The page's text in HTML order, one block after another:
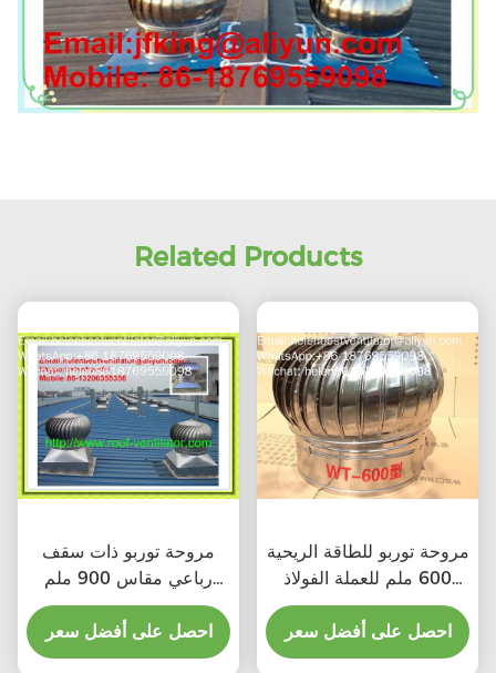
Related Products
مروحة توربو ذات سقف
رباعي مقاس 900 ملم
للصلب المقاوم للصدأ
احصل على أفضل سعر
مروحة توربو للطاقة الريحية
600 ملم للعملة الفولاذ
المقاوم للصدأ
احصل على أفضل سعر